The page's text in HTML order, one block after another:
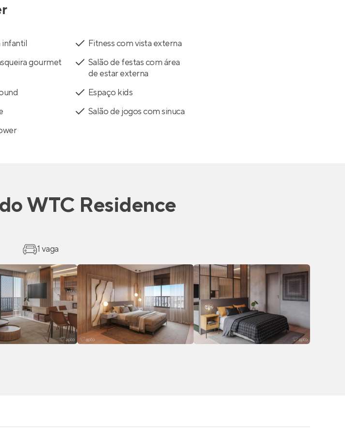
infantil
Fitness com vista externa
gourmet
Salão de festas com área
de estar externa
Espaço kids
Salão de jogos com sinuca
doWTC Residence
1 vaga